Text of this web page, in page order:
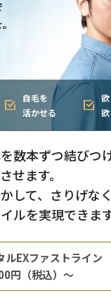
自毛を
活かせる
数本ずつ結びつ
せます。
して、さりげな
ルを実現できます
ルEXファストライン
円（税込）～